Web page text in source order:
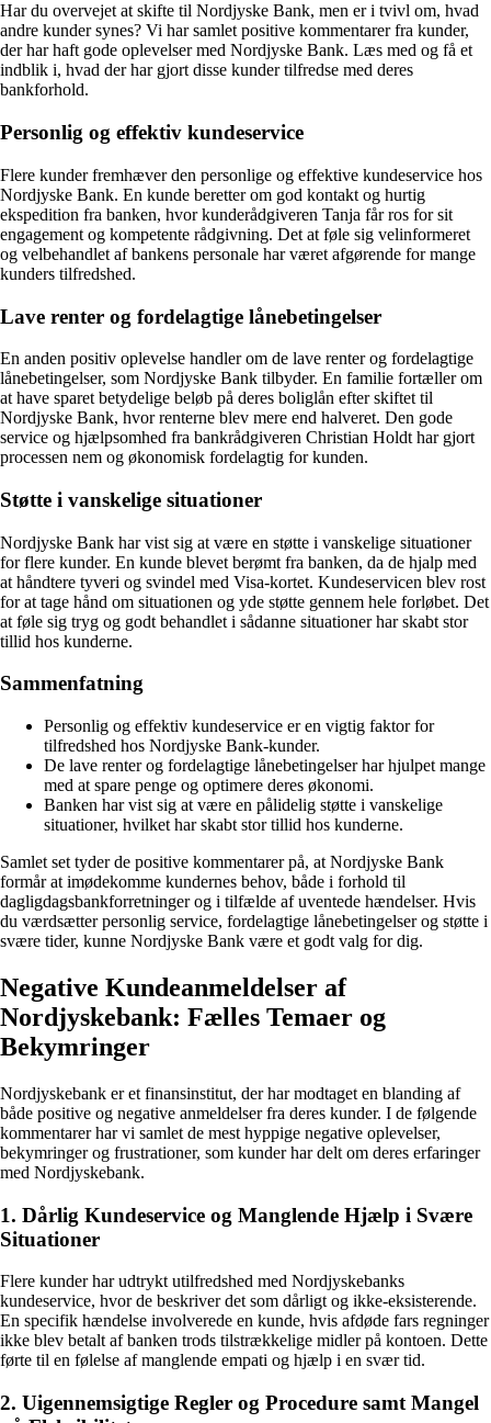
Har du overvejet at skifte til Nordjyske Bank, men er i tvivl om, hvad
andre kunder synes? Vi har samlet positive kommentarer fra kunder,
der har haft gode oplevelser med Nordjyske Bank. Læs med og få et
indblik i, hvad der har gjort disse kunder tilfredse med deres
bankforhold.
Personlig og effektiv kundeservice
Flere kunder fremhæver den personlige og effektive kundeservice hos
Nordjyske Bank. En kunde beretter om god kontakt og hurtig
ekspedition fra banken, hvor kunderådgiveren Tanja får ros for sit
engagement og kompetente rådgivning. Det at føle sig velinformeret
og velbehandlet af bankens personale har været afgørende for mange
kunders tilfredshed.
Lave renter og fordelagtige lånebetingelser
En anden positiv oplevelse handler om de lave renter og fordelagtige
lånebetingelser, som Nordjyske Bank tilbyder. En familie fortæller om
at have sparet betydelige beløb på deres boliglån efter skiftet til
Nordjyske Bank, hvor renterne blev mere end halveret. Den gode
service og hjælpsomhed fra bankrådgiveren Christian Holdt har gjort
processen nem og økonomisk fordelagtig for kunden.
Støtte i vanskelige situationer
Nordjyske Bank har vist sig at være en støtte i vanskelige situationer
for flere kunder. En kunde blevet berømt fra banken, da de hjalp med
at håndtere tyveri og svindel med Visa-kortet. Kundeservicen blev rost
for at tage hånd om situationen og yde støtte gennem hele forløbet. Det
at føle sig tryg og godt behandlet i sådanne situationer har skabt stor
tillid hos kunderne.
Sammenfatning
Personlig og effektiv kundeservice er en vigtig faktor for
tilfredshed hos Nordjyske Bank-kunder.
De lave renter og fordelagtige lånebetingelser har hjulpet mange
med at spare penge og optimere deres økonomi.
Banken har vist sig at være en pålidelig støtte i vanskelige
situationer, hvilket har skabt stor tillid hos kunderne.
Samlet set tyder de positive kommentarer på, at Nordjyske Bank
formår at imødekomme kundernes behov, både i forhold til
dagligdagsbankforretninger og i tilfælde af uventede hændelser. Hvis
du værdsætter personlig service, fordelagtige lånebetingelser og støtte i
svære tider, kunne Nordjyske Bank være et godt valg for dig.
Negative Kundeanmeldelser af
Nordjyskebank: Fælles Temaer og
Bekymringer
Nordjyskebank er et finansinstitut, der har modtaget en blanding af
både positive og negative anmeldelser fra deres kunder. I de følgende
kommentarer har vi samlet de mest hyppige negative oplevelser,
bekymringer og frustrationer, som kunder har delt om deres erfaringer
med Nordjyskebank.
1. Dårlig Kundeservice og Manglende Hjælp i Svære
Situationer
Flere kunder har udtrykt utilfredshed med Nordjyskebanks
kundeservice, hvor de beskriver det som dårligt og ikke-eksisterende.
En specifik hændelse involverede en kunde, hvis afdøde fars regninger
ikke blev betalt af banken trods tilstrækkelige midler på kontoen. Dette
førte til en følelse af manglende empati og hjælp i en svær tid.
2. Uigennemsigtige Regler og Procedure samt Mangel